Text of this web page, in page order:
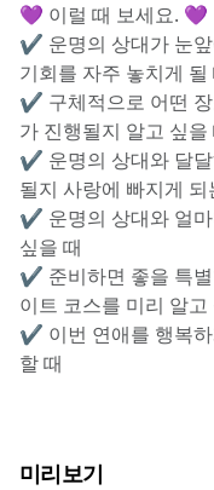
💜 이럴 때 보세요. 💜
✔ 운명의 상대가 눈앞
기회를 자주 놓치게 될
✔ 구체적으로 어떤 장
가 진행될지 알고 싶을
✔ 운명의 상대와 달
될지 사랑에 빠지게
✔ 운명의 상대와 얼마
싶을 때
✔ 준비하면 좋을 특별
이트 코스를 미리 알고
✔ 이번 연애를 행복하
할 때
미리보기